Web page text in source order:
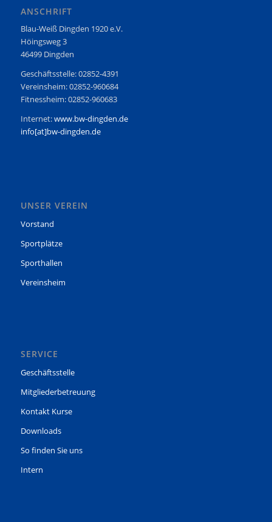
ANSCHRIFT
Blau-Weiß Dingden 1920 e.V.
Höingsweg 3
46499 Dingden
Geschäftsstelle: 02852-4391
Vereinsheim: 02852-960684
Fitnessheim: 02852-960683
Internet:www.bw-dingden.de
info[at]bw-dingden.de
UNSER VEREIN
Vorstand
Sportplätze
Sporthallen
Vereinsheim
SERVICE
Geschäftsstelle
Mitgliederbetreuung
Kontakt Kurse
Downloads
So finden Sie uns
Intern